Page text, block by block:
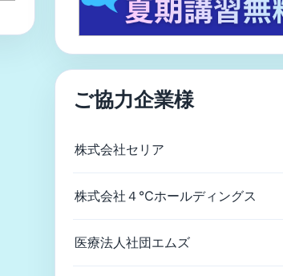
ご協力企業様
株式会社セリア
株式会社４℃ホールディングス
医療法人社団エムズ